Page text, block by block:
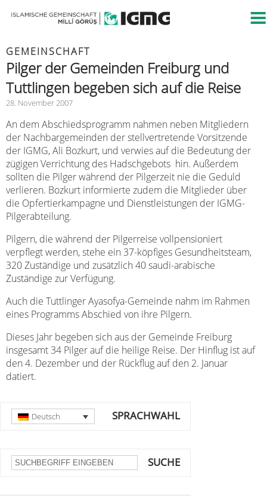
GEMEINSCHAFT
Pilger der Gemeinden Freiburg und
Tuttlingen begeben sich auf die Reise
28. November 2007
An dem Abschiedsprogramm nahmen neben Mitgliedern
der Nachbargemeinden der stellvertretende Vorsitzende
der IGMG, Ali Bozkurt, und verwies auf die Bedeutung der
zügigen Verrichtung des Hadschgebots hin. Außerdem
sollten die Pilger während der Pilgerzeit nie die Geduld
verlieren. Bozkurt informierte zudem die Mitglieder über
die Opfertierkampagne und Dienstleistungen der IGMG-
Pilgerabteilung.
Pilgern, die während der Pilgerreise vollpensioniert
verpflegt werden, stehe ein 37-köpfiges Gesundheitsteam,
320 Zuständige und zusätzlich 40 saudi-arabische
Zuständige zur Verfügung.
Auch die Tuttlinger Ayasofya-Gemeinde nahm im Rahmen
eines Programms Abschied von ihre Pilgern.
Dieses Jahr begeben sich aus der Gemeinde Freiburg
insgesamt 34 Pilger auf die heilige Reise. Der Hinflug ist auf
den 4. Dezember und der Rückflug auf den 2. Januar
datiert.
SPRACHWAHL
Deutsch
SUCHE